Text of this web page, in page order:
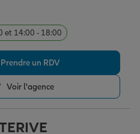
et 14:00 - 18:00
Prendre un RDV
Voir l'agence